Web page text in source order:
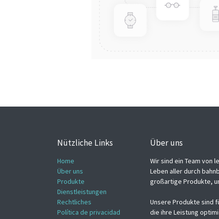
Nützliche Links
Home
Über uns
Produkte
Dienstleistungen
Rechtliches
Política de privacidad
Über uns
Wir sind ein Team von
Leben aller durch
großartige Produkte,
Unsere Produkte sind
die ihre Leistung